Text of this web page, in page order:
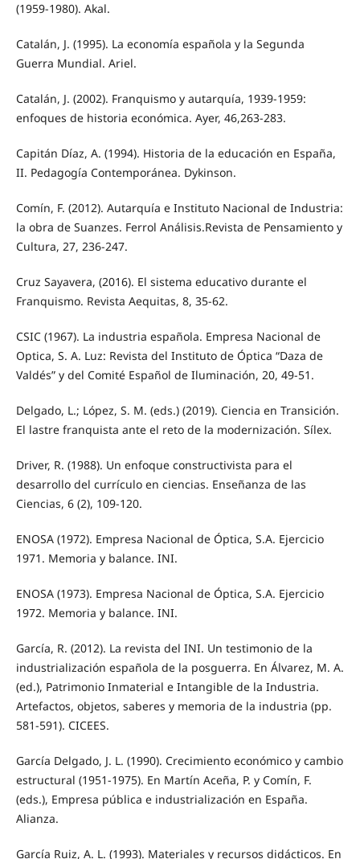
(1959-1980). Akal.
Catalán, J. (1995). La economía española y la Segunda
Guerra Mundial. Ariel.
Catalán, J. (2002). Franquismo y autarquía, 1939-1959:
enfoques de historia económica. Ayer, 46,263-283.
Capitán Díaz, A. (1994). Historia de la educación en España,
II. Pedagogía Contemporánea. Dykinson.
Comín, F. (2012). Autarquía e Instituto Nacional de Industria:
la obra de Suanzes. Ferrol Análisis.Revista de Pensamiento y
Cultura, 27, 236-247.
Cruz Sayavera, (2016). El sistema educativo durante el
Franquismo. Revista Aequitas, 8, 35-62.
CSIC (1967). La industria española. Empresa Nacional de
Optica, S. A. Luz: Revista del Instituto de Óptica “Daza de
Valdés” y del Comité Español de Iluminación, 20, 49-51.
Delgado, L.; López, S. M. (eds.) (2019). Ciencia en Transición.
El lastre franquista ante el reto de la modernización. Sílex.
Driver, R. (1988). Un enfoque constructivista para el
desarrollo del currículo en ciencias. Enseñanza de las
Ciencias, 6 (2), 109-120.
ENOSA (1972). Empresa Nacional de Óptica, S.A. Ejercicio
1971. Memoria y balance. INI.
ENOSA (1973). Empresa Nacional de Óptica, S.A. Ejercicio
1972. Memoria y balance. INI.
García, R. (2012). La revista del INI. Un testimonio de la
industrialización española de la posguerra. En Álvarez, M. A.
(ed.), Patrimonio Inmaterial e Intangible de la Industria.
Artefactos, objetos, saberes y memoria de la industria (pp.
581-591). CICEES.
García Delgado, J. L. (1990). Crecimiento económico y cambio
estructural (1951-1975). En Martín Aceña, P. y Comín, F.
(eds.), Empresa pública e industrialización en España.
Alianza.
García Ruiz, A. L. (1993). Materiales y recursos didácticos. En